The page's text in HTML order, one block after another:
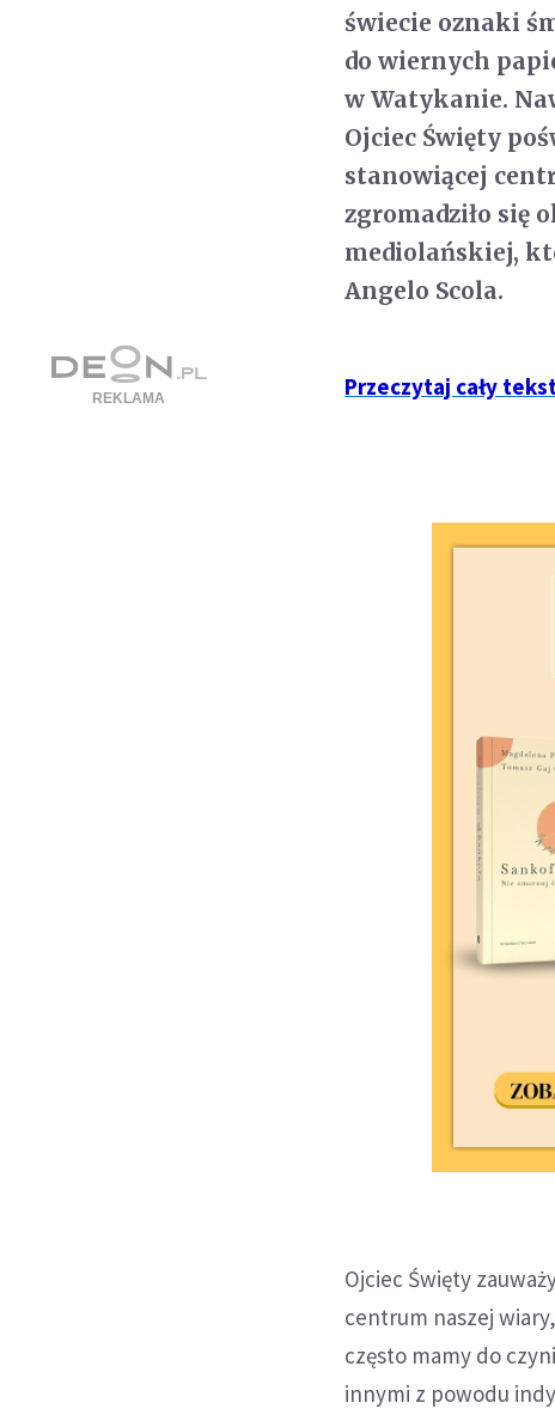
świecie oznaki
do wiernych
w Watykanie.
Ojciec Święty
stanowiącej
zgromadziło się
mediolańskiej,
Angelo Scola.
Przeczytaj cały
Ojciec Święty
centrum naszej
często mamy do
innymi z powodu